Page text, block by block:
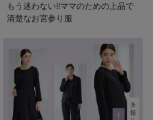
もう迷わない!!ママのための上品で
清楚なお宮参り服